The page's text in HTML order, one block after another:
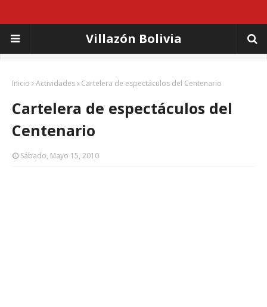
Villazón Bolivia
Inicio Actividades Cartelera de espectáculos del Centenario
Cartelera de espectáculos del
Centenario
Sábado, Mayo 15, 2010